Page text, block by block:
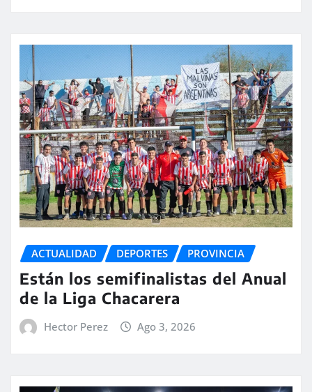
ACTUALIDAD DEPORTES PROVINCIA
Están los semifinalistas del Anual
de la Liga Chacarera
Hector Perez Ago 3, 2026